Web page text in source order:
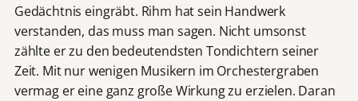
Gedächtnis eingräbt. Rihm hat sein Handwerk
verstanden, das muss man sagen. Nicht umsonst
zählte er zu den bedeutendsten Tondichtern seiner
Zeit. Mit nur wenigen Musikern im Orchestergraben
vermag er eine ganz große Wirkung zu erzielen. Daran